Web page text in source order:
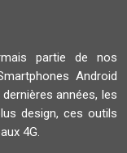
partie de nos
Android
années, les
design, ces outils
4G.